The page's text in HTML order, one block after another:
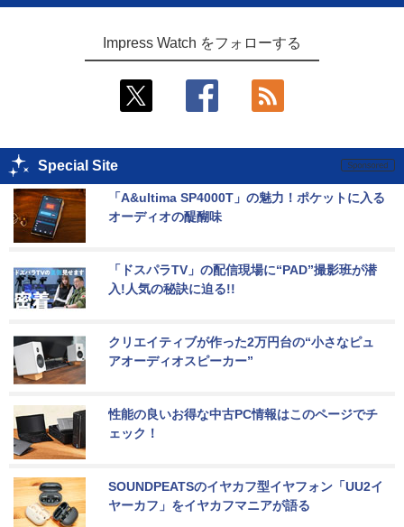
Impress Watch をフォローする
Special Site
「A&ultima SP4000T」の魅力！ポケットに入る
オーディオの醍醐味
「ドスパラTV」の配信現場に“PAD”撮影班が潜
入!人気の秘訣に迫る!!
クリエイティブが作った2万円台の“小さなピュ
アオーディオスピーカー”
性能の良いお得な中古PC情報はこのページでチ
ェック！
SOUNDPEATSのイヤカフ型イヤフォン「UU2イ
ヤーカフ」をイヤカフマニアが語る